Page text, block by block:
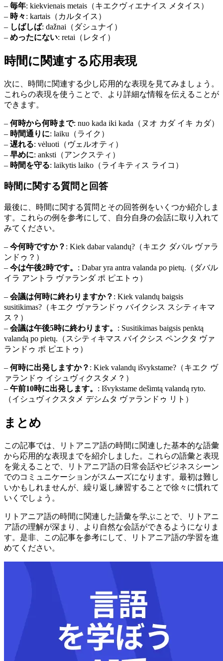
– 毎年: kiekvienais metais（キエクヴィエナイス メタイス）
– 時々: kartais（カルタイス）
– しばしば: dažnai（ダシュナイ）
– めったにない: retai（レタイ）
時間に関連する応用表現
次に、時間に関連する少し応用的な表現を見てみましょう。
これらの表現を使うことで、より詳細な情報を伝えることが
できます。
– 何時から何時まで: nuo kada iki kada（ヌオ カダ イキ カダ）
– 時間通りに: laiku（ライク）
– 遅れる: vėluoti（ヴェルオティ）
– 早めに: anksti（アンクスティ）
– 時間を守る: laikytis laiko（ライキティス ライコ）
時間に関する質問と回答
最後に、時間に関する質問とその回答例をいくつか紹介しま
す。これらの例を参考にして、自分自身の会話に取り入れて
みてください。
– 今何時ですか？ : Kiek dabar valandų?（キエク ダバル ヴァラ
ンドゥ？）
– 今は午後2時です。 : Dabar yra antra valanda po pietų.（ダバル
イラ アントラ ヴァランダ ポ ピエトゥ）
– 会議は何時に終わりますか？ : Kiek valandų baigsis
susitikimas?（キエク ヴァランドゥ バイクシス スシティキマ
ス？）
– 会議は午後5時に終わります。 : Susitikimas baigsis penktą
valandą po pietų.（スシティキマス バイクシス ペンクタ ヴァ
ランドゥ ポ ピエトゥ）
– 何時に出発しますか？ : Kiek valandų išvykstame?（キエク ヴ
ァランドゥ イシュヴィクスタメ？）
– 午前10時に出発します。 : Išvykstame dešimtą valandą ryto.
（イシュヴィクスタメ デシムタ ヴァランドゥ リト）
まとめ
この記事では、リトアニア語の時間に関連した基本的な語彙
から応用的な表現までを紹介しました。これらの語彙と表現
を覚えることで、リトアニア語の日常会話やビジネスシーン
でのコミュニケーションがスムーズになります。最初は難し
いかもしれませんが、繰り返し練習することで徐々に慣れて
いくでしょう。
リトアニア語の時間に関連した語彙を学ぶことで、リトアニ
ア語の理解が深まり、より自然な会話ができるようになりま
す。是非、この記事を参考にして、リトアニア語の学習を進
めてください。